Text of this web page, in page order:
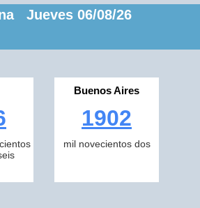
Jueves 06/08/26
Buenos Aires
1902
mil novecientos dos